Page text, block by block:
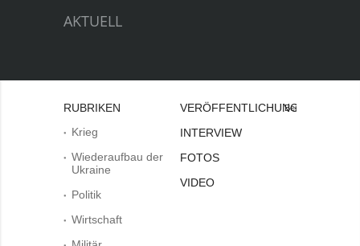
AKTUELL
RUBRIKEN
Krieg
Wiederaufbau der
Ukraine
Politik
Wirtschaft
VERÖFFENTLICHUNGEN
INTERVIEW
FOTOS
VIDEO
Bei